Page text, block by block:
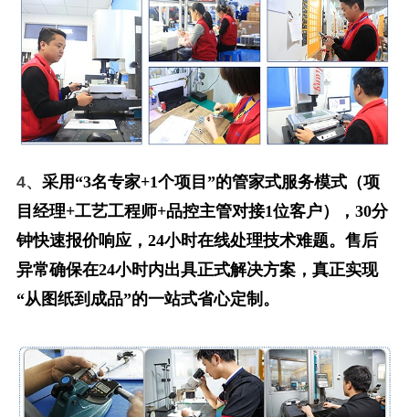
4、 采用“3名专家+1个项目”的管家式服务模式（项
目经理+工艺工程师+品控主管对接1位客户），30分
钟快速报价响应，24小时在线处理技术难题。售后
异常确保在24小时内出具正式解决方案，真正实现
“从图纸到成品”的一站式省心定制。